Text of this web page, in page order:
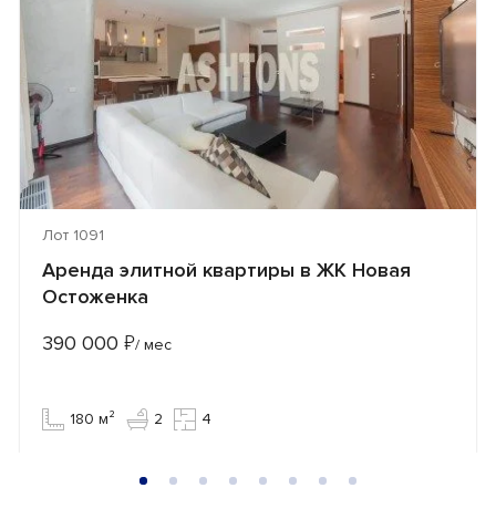
Лот 1091
Аренда элитной квартиры в ЖК Новая
Остоженка
390 000 ₽/ мес
180 м² 2 4